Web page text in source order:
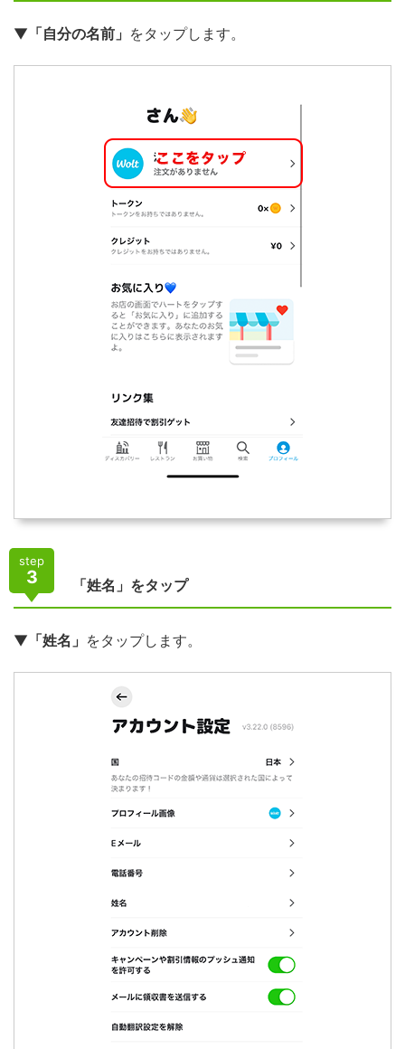
▼ 「自分の名前」 をタップします。
step
3 「姓名」をタップ
▼ 「姓名」 をタップします。